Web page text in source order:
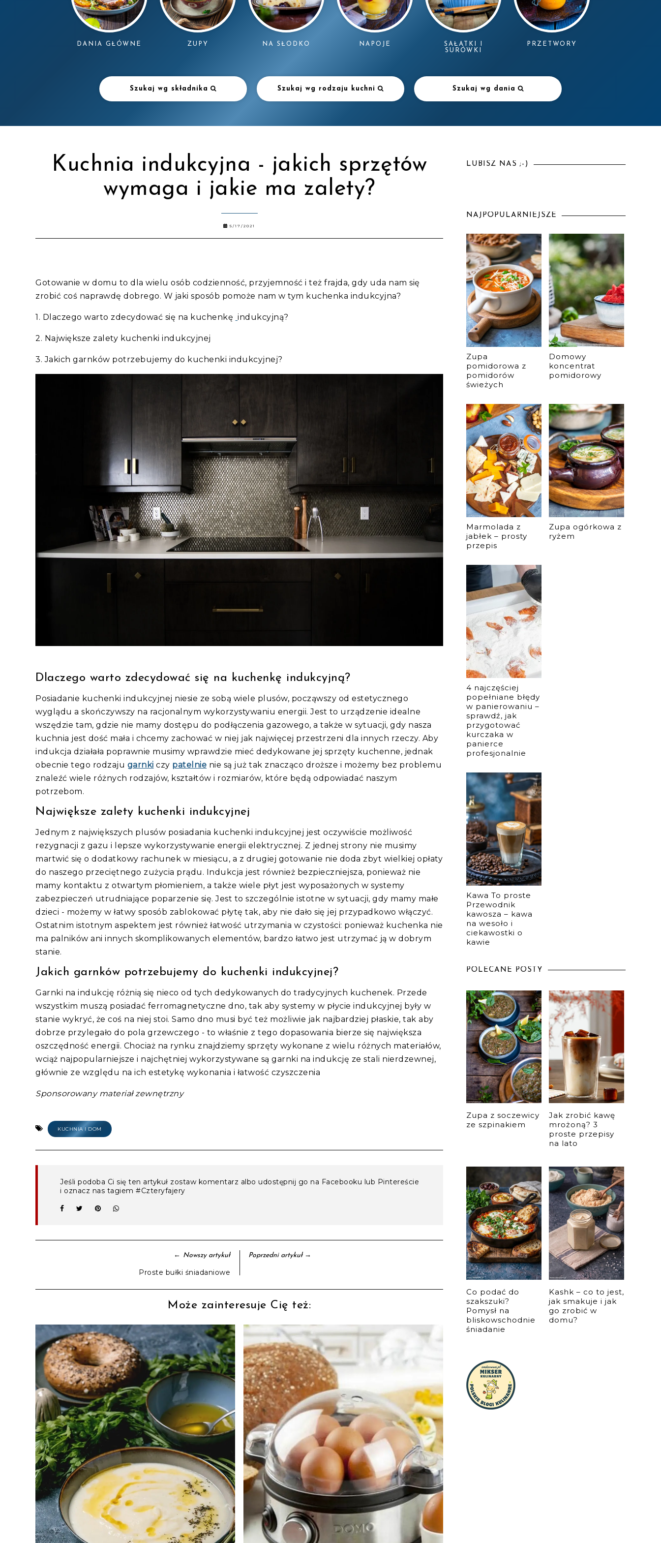
DANIA GŁÓWNE ZUPY NA SŁODKO NAPOJE
SAŁATKI I
SURÓWKI
PRZETWORY
Szukaj wg składnika Szukaj wg rodzaju kuchni Szukaj wg dania
Kuchnia indukcyjna - jakich sprzętów
wymaga i jakie ma zalety?
5/17/2021
Gotowanie w domu to dla wielu osób codzienność, przyjemność i też frajda, gdy uda nam się
zrobić coś naprawdę dobrego. W jaki sposób pomoże nam w tym kuchenka indukcyjna?
1. Dlaczego warto zdecydować się na kuchenkę indukcyjną?
2. Największe zalety kuchenki indukcyjnej
3. Jakich garnków potrzebujemy do kuchenki indukcyjnej?
Dlaczego warto zdecydować się na kuchenkę indukcyjną?
Posiadanie kuchenki indukcyjnej niesie ze sobą wiele plusów, począwszy od estetycznego
wyglądu a skończywszy na racjonalnym wykorzystywaniu energii. Jest to urządzenie idealne
wszędzie tam, gdzie nie mamy dostępu do podłączenia gazowego, a także w sytuacji, gdy nasza
kuchnia jest dość mała i chcemy zachować w niej jak najwięcej przestrzeni dla innych rzeczy. Aby
indukcja działała poprawnie musimy wprawdzie mieć dedykowane jej sprzęty kuchenne, jednak
obecnie tego rodzaju garnki czy patelnie nie są już tak znacząco droższe i możemy bez problemu
znaleźć wiele różnych rodzajów, kształtów i rozmiarów, które będą odpowiadać naszym
potrzebom.
Największe zalety kuchenki indukcyjnej
Jednym z największych plusów posiadania kuchenki indukcyjnej jest oczywiście możliwość
rezygnacji z gazu i lepsze wykorzystywanie energii elektrycznej. Z jednej strony nie musimy
martwić się o dodatkowy rachunek w miesiącu, a z drugiej gotowanie nie doda zbyt wielkiej opłaty
do naszego przeciętnego zużycia prądu. Indukcja jest również bezpieczniejsza, ponieważ nie
mamy kontaktu z otwartym płomieniem, a także wiele płyt jest wyposażonych w systemy
zabezpieczeń utrudniające poparzenie się. Jest to szczególnie istotne w sytuacji, gdy mamy małe
dzieci - możemy w łatwy sposób zablokować płytę tak, aby nie dało się jej przypadkowo włączyć.
Ostatnim istotnym aspektem jest również łatwość utrzymania w czystości: ponieważ kuchenka nie
ma palników ani innych skomplikowanych elementów, bardzo łatwo jest utrzymać ją w dobrym
stanie.
Jakich garnków potrzebujemy do kuchenki indukcyjnej?
Garnki na indukcję różnią się nieco od tych dedykowanych do tradycyjnych kuchenek. Przede
wszystkim muszą posiadać ferromagnetyczne dno, tak aby systemy w płycie indukcyjnej były w
stanie wykryć, że coś na niej stoi. Samo dno musi być też możliwie jak najbardziej płaskie, tak aby
dobrze przylegało do pola grzewczego - to właśnie z tego dopasowania bierze się największa
oszczędność energii. Chociaż na rynku znajdziemy sprzęty wykonane z wielu różnych materiałów,
wciąż najpopularniejsze i najchętniej wykorzystywane są garnki na indukcję ze stali nierdzewnej,
głównie ze względu na ich estetykę wykonania i łatwość czyszczenia
Sponsorowany materiał zewnętrzny
KUCHNIA I DOM
Jeśli podoba Ci się ten artykuł zostaw komentarz albo udostępnij go na Facebooku lub Pintereście
i oznacz nas tagiem #Czteryfajery
← Nowszy artykuł
Proste bułki śniadaniowe
Poprzedni artykuł→
Może zainteresuje Cię też:
LUBISZ NAS ;-)
NAJPOPULARNIEJSZE
Zupa
pomidorowa z
pomidorów
świeżych
Domowy
koncentrat
pomidorowy
Marmolada z
jabłek – prosty
przepis
Zupa ogórkowa z
ryżem
4 najczęściej
popełniane błędy
w panierowaniu –
sprawdź, jak
przygotować
kurczaka w
panierce
profesjonalnie
Kawa To proste
Przewodnik
kawosza – kawa
na wesoło i
ciekawostki o
kawie
POLECANE POSTY
Zupa z soczewicy
ze szpinakiem
Jak zrobić kawę
mrożoną? 3
proste przepisy
na lato
Co podać do
szakszuki?
Pomysł na
bliskowschodnie
śniadanie
Kashk – co to jest,
jak smakuje i jak
go zrobić w
domu?